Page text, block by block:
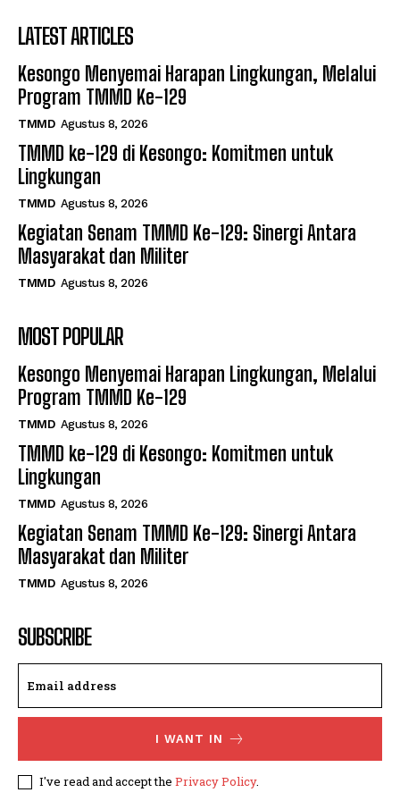
LATEST ARTICLES
Kesongo Menyemai Harapan Lingkungan, Melalui
Program TMMD Ke-129
TMMD Agustus 8, 2026
TMMD ke-129 di Kesongo: Komitmen untuk
Lingkungan
TMMD Agustus 8, 2026
Kegiatan Senam TMMD Ke-129: Sinergi Antara
Masyarakat dan Militer
TMMD Agustus 8, 2026
MOST POPULAR
Kesongo Menyemai Harapan Lingkungan, Melalui
Program TMMD Ke-129
TMMD Agustus 8, 2026
TMMD ke-129 di Kesongo: Komitmen untuk
Lingkungan
TMMD Agustus 8, 2026
Kegiatan Senam TMMD Ke-129: Sinergi Antara
Masyarakat dan Militer
TMMD Agustus 8, 2026
SUBSCRIBE
I WANT IN
I've read and accept the Privacy Policy.